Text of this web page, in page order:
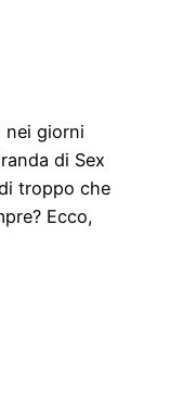
nei giorni
di Sex
troppo che
Ecco,